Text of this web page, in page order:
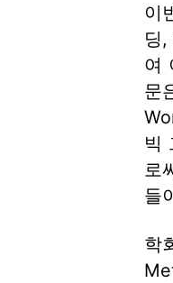
이
딩
여
문
빅
로
들
학